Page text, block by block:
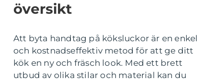
översikt
Att byta handtag på köksluckor är en enkel
och kostnadseffektiv metod för att ge ditt
kök en ny och fräsch look. Med ett brett
utbud av olika stilar och material kan du